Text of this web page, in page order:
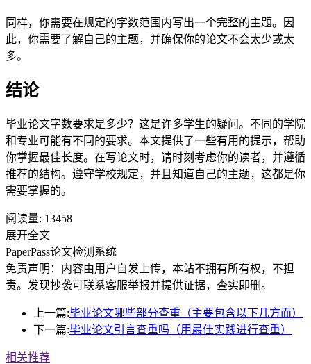
同样，你需要在规定的字数范围内写出一个完整的主题。因
此，你需要了解自己的主题，并确保你的论文不会太少或太
多。
结论
毕业论文字数要求是多少？这是许多学生的疑问。不同的学院
和专业可能有不同的要求。本文提供了一些有用的提示，帮助
你掌握最佳长度。在写论文时，请时刻考虑你的读者，并遵循
推荐的结构。遵守学校规定，并且知道自己的主题，这都是你
需要掌握的。
阅读量: 13458
展开全文
PaperPass论文检测系统
免责声明：内容由用户自发上传，本站不拥有所有权，不担
责。发现抄袭可联系客服举报并提供证据，查实即删。
上一篇:毕业论文哪些部分查重（主要包含以下几方面）
下一篇:毕业论文引言查重吗（用最佳实践进行查重）
相关推荐